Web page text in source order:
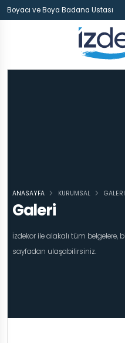
Boyacı ve Boya Badana Ustası
Galeri
İzdekor ile alakalı tüm belgelere,
sayfadan ulaşabilirsiniz.
ANASAYFA KURUMSAL GALERI